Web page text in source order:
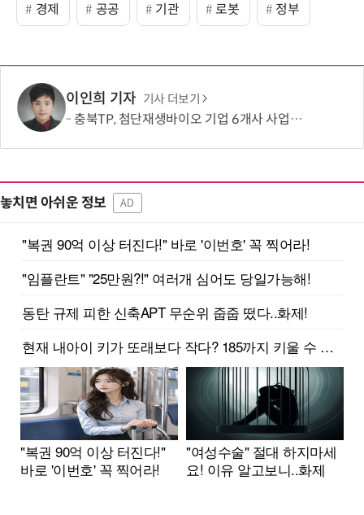
경제 공공 기관 로봇 정부
이인희 기자 기사 더보기
충북TP, 첨단재생바이오 기업 6개사 사업화 본격 지원
놓치면 아쉬운 정보 AD